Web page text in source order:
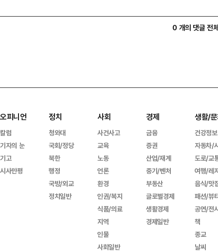
0 개의 댓글 전
오피니언
칼럼
기자의 눈
기고
시사만평
정치
청와대
국회/정당
북한
행정
국방/외교
정치일반
사회
사건사고
교육
노동
언론
환경
인권/복지
식품/의료
지역
인물
사회일반
경제
금융
증권
산업/재계
중기/벤처
부동산
글로벌경제
생활경제
경제일반
생활/
건강정보
자동차/
도로/교
여행/레
음식/맛
패션/뷰
공연/전
책
종교
날씨